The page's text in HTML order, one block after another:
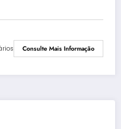
Consulte Mais Informação